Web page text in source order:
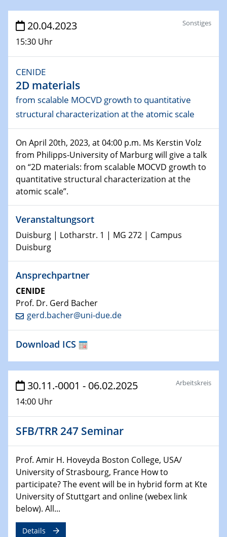
Veranstaltungen
30.11.-0001 - 06.02.2025
SFB/TRR 247 Seminar
10.01.2023
SFB 1242 Kolloquium
11.01.2023
Physikalisches Kolloquium
18.01.2023
Physikalisches Kolloquium
18.01.2023
GDCh Kolloquium
Artificial intelligence
25.01.2023
Physikalisches Kolloquium
Physics of light-matter interaction in stars
25.01.2023
GDCh Kolloquium
26.01.2023
Online Workshop
01.02.2023
Physikalisches Kolloquium
Biomimetic colour engineering from nature to
applications
GDCh Kolloquium
20.03.2023 - 21.03.2023
SPP 2122, Annual Meeting, Evonik
21.03.2023 - 23.03.2023
20.04.2023
15:30 Uhr
Sonstiges
CENIDE
2D materials
from scalable MOCVD growth to quantitative
structural characterization at the atomic scale
On April 20th, 2023, at 04:00 p.m. Ms Kerstin Volz
from Philipps-University of Marburg will give a talk
on “2D materials: from scalable MOCVD growth to
quantitative structural characterization at the
atomic scale”.
Veranstaltungsort
Duisburg | Lotharstr. 1 | MG 272 | Campus
Duisburg
Ansprechpartner
CENIDE
Prof. Dr. Gerd Bacher
gerd.bacher@uni-due.de
Download ICS
30.11.-0001 - 06.02.2025
14:00 Uhr
Arbeitskreis
SFB/TRR 247 Seminar
Prof. Amir H. Hoveyda Boston College, USA/
University of Strasbourg, France How to
participate? The event will be in hybrid form at Kte
University of Stuttgart and online (webex link
below). All...
Details